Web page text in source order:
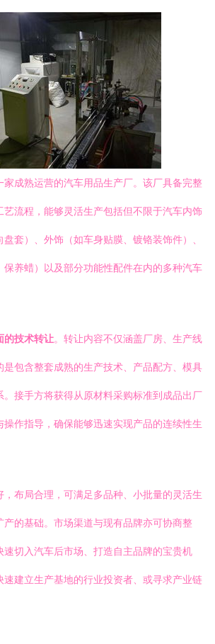
家成熟运营的汽车用品生产厂。该厂具备完整
艺流程，能够灵活生产包括但不限于汽车内饰
盘套）、外饰（如车身贴膜、镀铬装饰件）、
保养蜡）以及部分功能性配件在内的多种汽车
的技术转让。转让内容不仅涵盖厂房、生产线
是包含整套成熟的生产技术、产品配方、模具
。接手方将获得从原材料采购标准到成品出厂
作指导，确保能够迅速实现产品的连续性生
，布局合理，可满足多品种、小批量的灵活生
产的基础。市场渠道与现有品牌亦可协商整
速切入汽车后市场、打造自主品牌的宝贵机
速建立生产基地的行业投资者、或寻求产业链